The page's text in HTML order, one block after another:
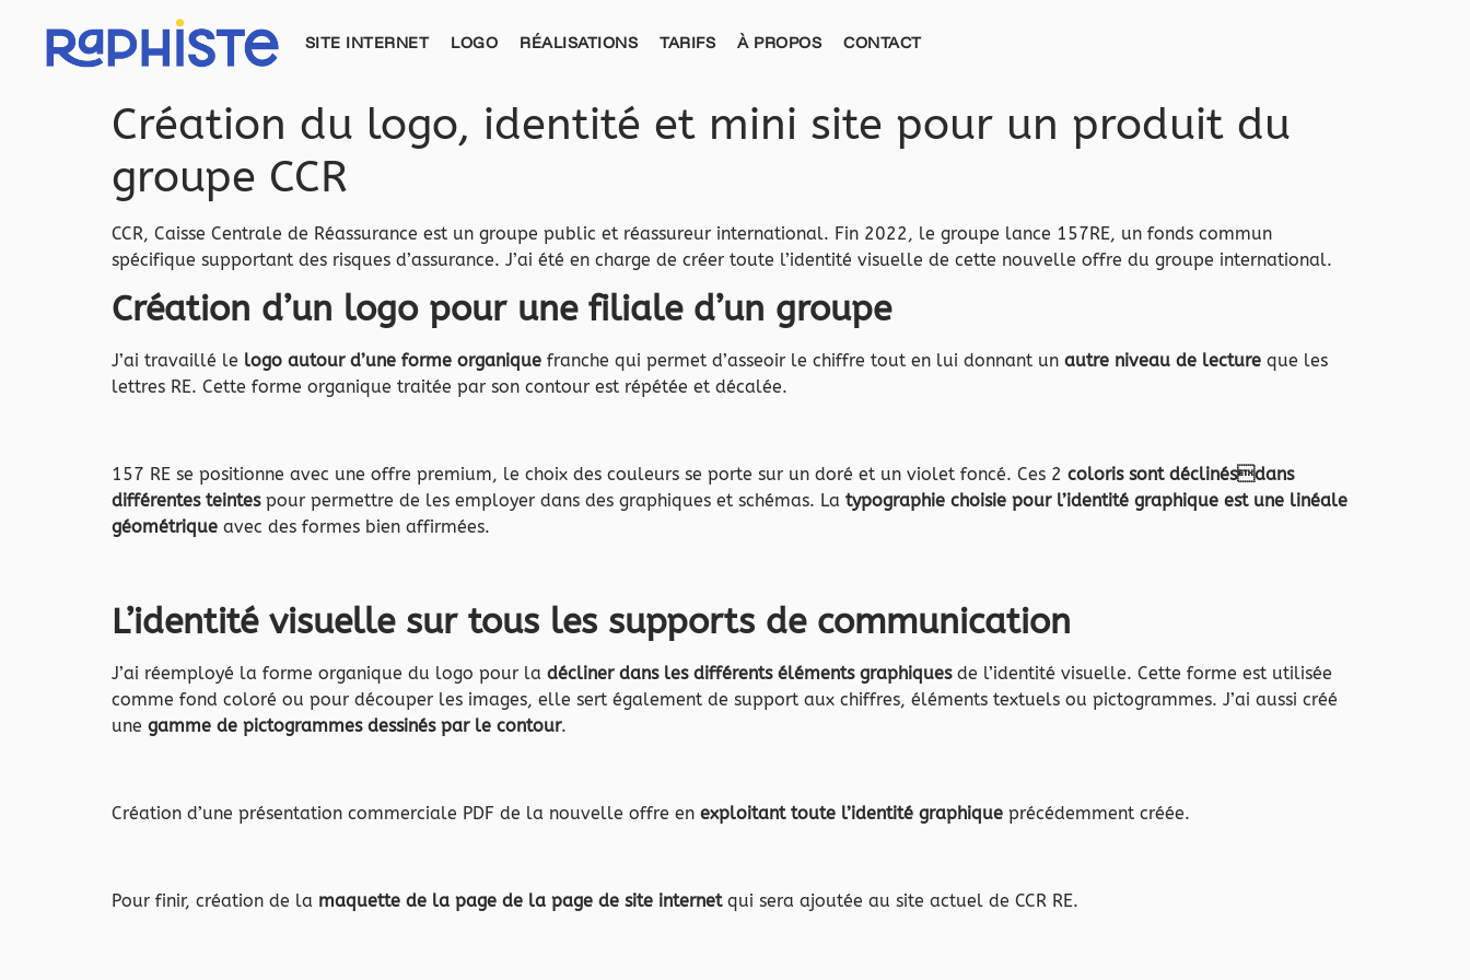
principal
SITE INTERNET LOGO RÉALISATIONS TARIFS À PROPOS CONTACT
Création du logo, identité et mini site pour un produit du
groupe CCR
CCR, Caisse Centrale de Réassurance est un groupe public et réassureur international. Fin 2022, le groupe lance 157RE, un fonds commun
spécifique supportant des risques d’assurance. J’ai été en charge de créer toute l’identité visuelle de cette nouvelle offre du groupe international.
Création d’un logo pour une filiale d’un groupe
J’ai travaillé le logo autour d’une forme organique franche qui permet d’asseoir le chiffre tout en lui donnant un autre niveau de lecture que les
lettres RE. Cette forme organique traitée par son contour est répétée et décalée.
157 RE se positionne avec une offre premium, le choix des couleurs se porte sur un doré et un violet foncé. Ces 2 coloris sont déclinésdans
différentes teintespour permettre de les employer dans des graphiques et schémas. La typographie choisie pour l’identité graphique est une linéale
géométrique avec des formes bien affirmées.
L’identité visuelle sur tous les supports de communication
J’ai réemployé la forme organique du logo pour la décliner dans les différents éléments graphiquesde l’identité visuelle. Cette forme est utilisée
comme fond coloré ou pour découper les images, elle sert également de support aux chiffres, éléments textuels ou pictogrammes. J’ai aussi créé
une gamme de pictogrammes dessinés par le contour.
Création d’une présentation commerciale PDF de la nouvelle offre en exploitant toute l’identité graphique précédemment créée.
Pour finir, création de la maquette de la page de la page de site internetqui sera ajoutée au site actuel de CCR RE.